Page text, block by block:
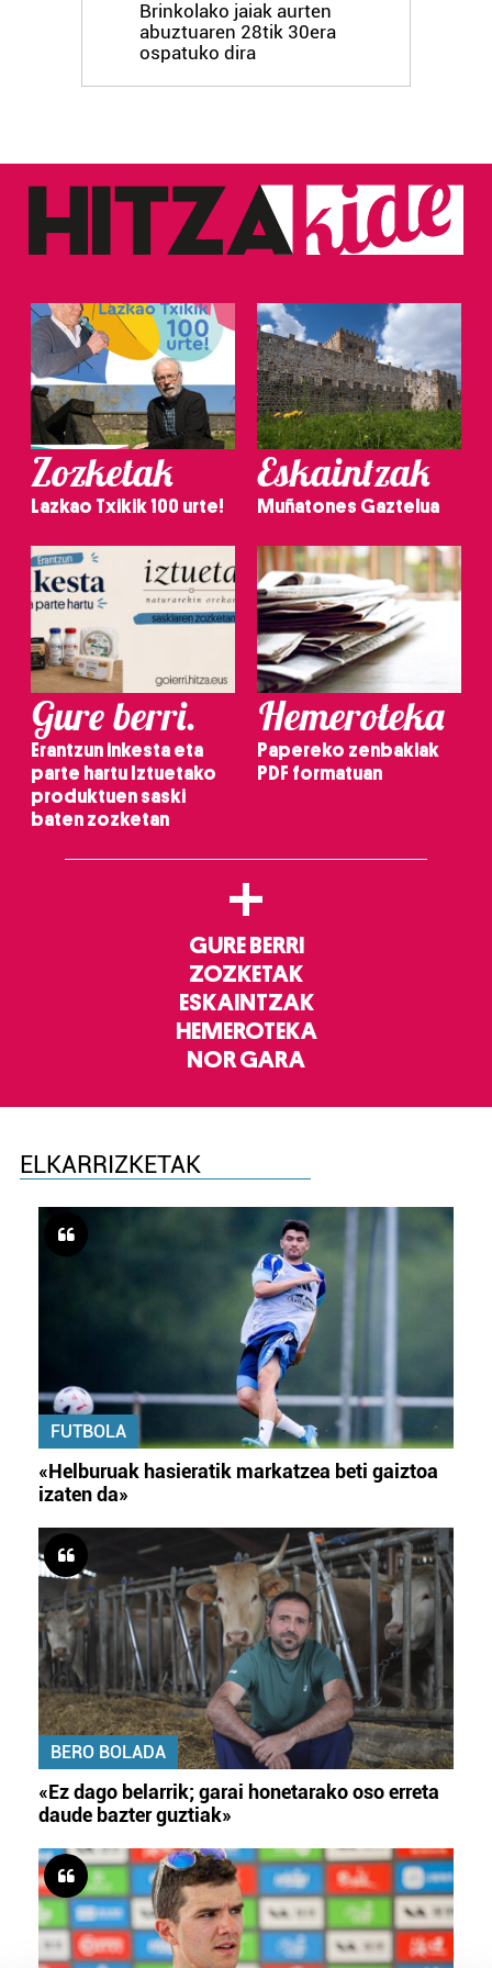
Brinkolako jaiak aurten
abuztuaren 28tik 30era
ospatuko dira
Zozketak
Lazkao Txikik 100 urte!
Eskaintzak
Muñatones Gaztelua
Gure berri.
Erantzun inkesta eta
parte hartu Iztuetako
produktuen saski
baten zozketan
Hemeroteka
Papereko zenbakiak
PDF formatuan
+
GURE BERRI
ZOZKETAK
ESKAINTZAK
HEMEROTEKA
NOR GARA
ELKARRIZKETAK
FUTBOLA
«Helburuak hasieratik markatzea beti gaiztoa
izaten da»
BERO BOLADA
«Ez dago belarrik; garai honetarako oso erreta
daude bazter guztiak»